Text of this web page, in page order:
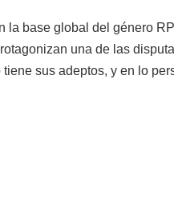
la base global del género
una de las
sus adeptos, y en lo